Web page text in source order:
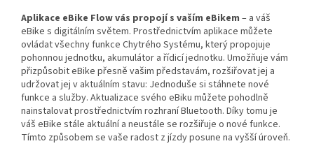
Aplikace eBike Flow vás propojí s vaším eBikem – a váš
eBike s digitálním světem. Prostřednictvím aplikace můžete
ovládat všechny funkce Chytrého Systému, který propojuje
pohonnou jednotku, akumulátor a řídicí jednotku. Umožňuje vám
přizpůsobit eBike přesně vašim představám, rozšiřovat jej a
udržovat jej v aktuálním stavu: Jednoduše si stáhnete nové
funkce a služby. Aktualizace svého eBiku můžete pohodlně
nainstalovat prostřednictvím rozhraní Bluetooth. Díky tomu je
váš eBike stále aktuální a neustále se rozšiřuje o nové funkce.
Tímto způsobem se vaše radost z jízdy posune na vyšší úroveň.